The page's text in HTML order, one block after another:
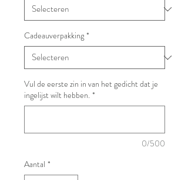
Cadeauverpakking *
Vul de eerste zin in van het gedicht dat je
ingelijst wilt hebben. *
0/500
Aantal *